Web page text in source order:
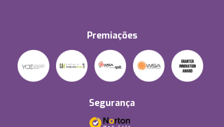
Premiações
Segurança